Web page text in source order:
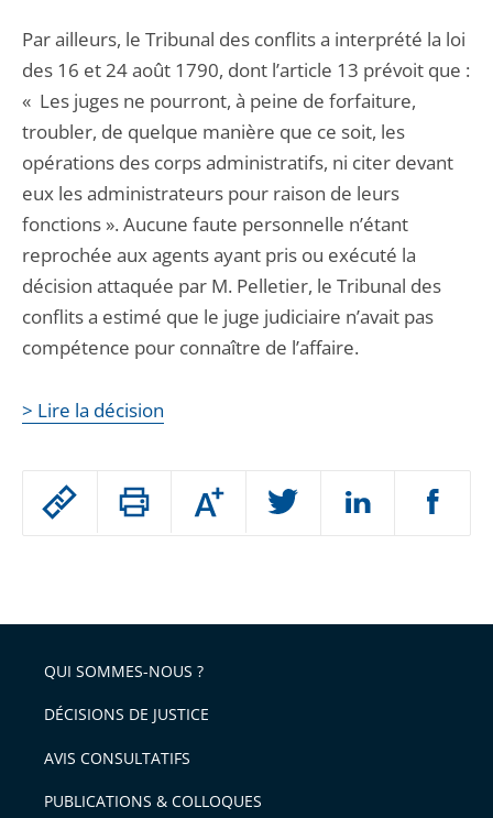
Passer
arriver
après
Augmenter
ou
l'article
pour
avant
Par ailleurs, le Tribunal des conflits a interprété la loi
des 16 et 24 août 1790, dont l’article 13 prévoit que :
« Les juges ne pourront, à peine de forfaiture,
troubler, de quelque manière que ce soit, les
opérations des corps administratifs, ni citer devant
eux les administrateurs pour raison de leurs
fonctions ». Aucune faute personnelle n’étant
reprochée aux agents ayant pris ou exécuté la
décision attaquée par M. Pelletier, le Tribunal des
conflits a estimé que le juge judiciaire n’avait pas
compétence pour connaître de l’affaire.
> Lire la décision
QUI SOMMES-NOUS ?
DÉCISIONS DE JUSTICE
AVIS CONSULTATIFS
PUBLICATIONS & COLLOQUES